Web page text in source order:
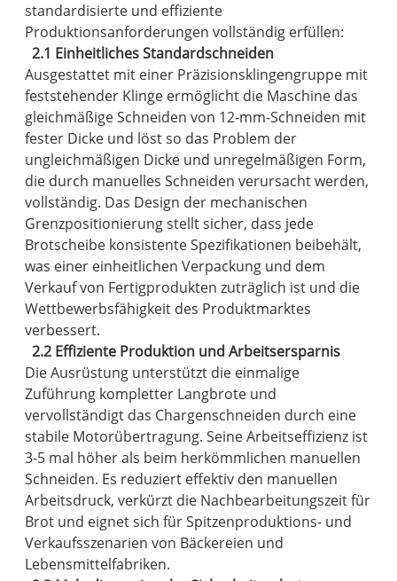
standardisierte und effiziente
Produktionsanforderungen vollständig erfüllen:
2.1 Einheitliches Standardschneiden
Ausgestattet mit einer Präzisionsklingengruppe mit
feststehender Klinge ermöglicht die Maschine das
gleichmäßige Schneiden von 12-mm-Schneiden mit
fester Dicke und löst so das Problem der
ungleichmäßigen Dicke und unregelmäßigen Form,
die durch manuelles Schneiden verursacht werden,
vollständig. Das Design der mechanischen
Grenzpositionierung stellt sicher, dass jede
Brotscheibe konsistente Spezifikationen beibehält,
was einer einheitlichen Verpackung und dem
Verkauf von Fertigprodukten zuträglich ist und die
Wettbewerbsfähigkeit des Produktmarktes
verbessert.
2.2 Effiziente Produktion und Arbeitsersparnis
Die Ausrüstung unterstützt die einmalige
Zuführung kompletter Langbrote und
vervollständigt das Chargenschneiden durch eine
stabile Motorübertragung. Seine Arbeitseffizienz ist
3-5 mal höher als beim herkömmlichen manuellen
Schneiden. Es reduziert effektiv den manuellen
Arbeitsdruck, verkürzt die Nachbearbeitungszeit für
Brot und eignet sich für Spitzenproduktions- und
Verkaufsszenarien von Bäckereien und
Lebensmittelfabriken.